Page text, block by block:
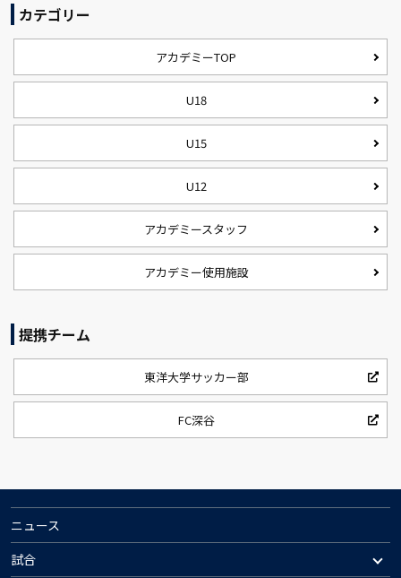
カテゴリー
アカデミーTOP
U18
U15
U12
アカデミースタッフ
アカデミー使用施設
提携チーム
東洋大学サッカー部
FC深谷
ニュース
試合